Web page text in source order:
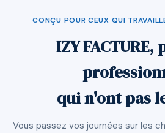
CONÇU POUR CEUX QUI
IZY
qui n'ont pas
Vous passez vos journées sur les